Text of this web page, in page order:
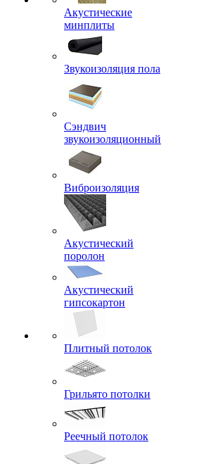
Акустические
минплиты
Звукоизоляция пола
Сэндвич
звукоизоляционный
Виброизоляция
Акустический
поролон
Акустический
гипсокартон
Плитный потолок
Грильято потолки
Реечный потолок